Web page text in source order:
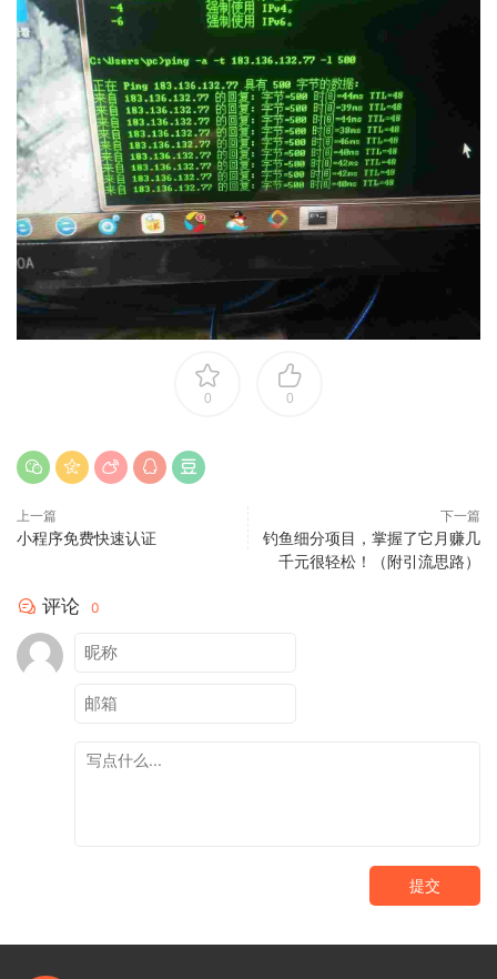
0 0
上一篇
小程序免费快速认证
下一篇
钓鱼细分项目，掌握了它月赚几
千元很轻松！（附引流思路）
评论 0
提交